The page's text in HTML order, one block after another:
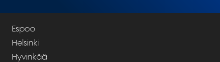
Espoo
Helsinki
Hyvinkää